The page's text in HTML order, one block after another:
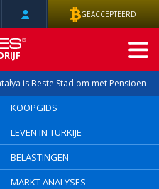
is Beste Stad om met Pensioen
KOOPGIDS
LEVEN IN TURKIJE
BELASTINGEN
MARKT ANALYSES
GEACCEPTEERD